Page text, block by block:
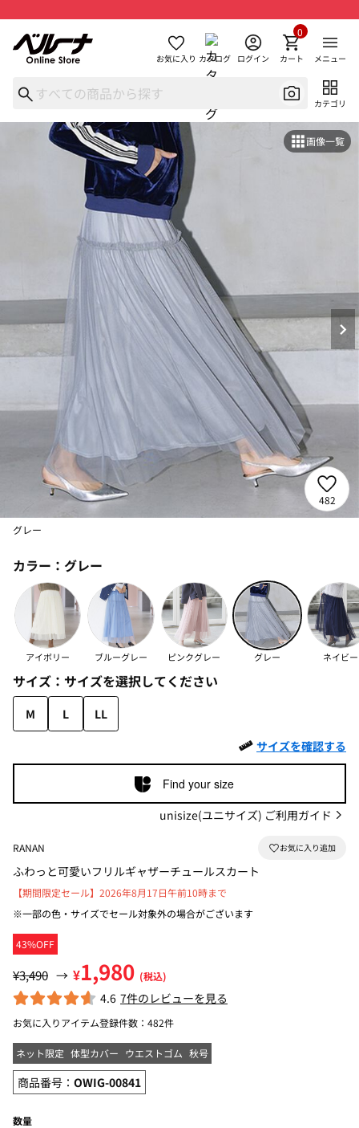
お気に入り カタログ ログイン カート
0
メニュー
カテゴリ
画像一覧
482
グレー
カラー： グレー
アイボリー ブルーグレー ピンクグレー グレー ネイビー
サイズ： サイズを選択してください
M L
LL
サイズを確認する
Find your size
unisize(ユニサイズ) ご利用ガイド
RANAN
ふわっと可愛いフリルギャザーチュールスカート
43%OFF
【期間限定セール】2026年8月17日午前10時まで
※一部の色・サイズでセール対象外の場合がございます
¥3,490 → ¥1,980 (税込)
4.6 7件のレビューを見る
お気に入りアイテム登録件数： 482件
ネット限定 体型カバー ウエストゴム 秋号
商品番号： OWIG-00841
数量